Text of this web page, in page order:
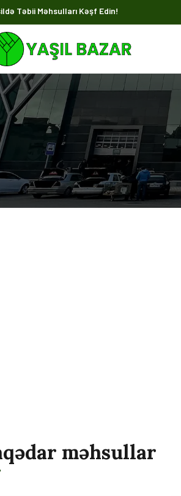
Təbii Məhsulları Kəşf Edin!
məhsullar